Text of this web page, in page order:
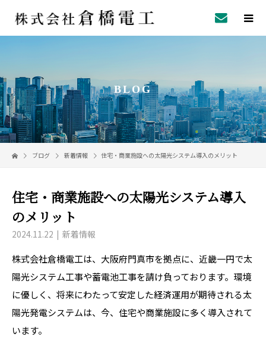
BLOG
ブログ 新着情報 住宅・商業施設への太陽光システム導入のメリット
住宅・商業施設への太陽光システム導入
のメリット
2024.11.22 新着情報
株式会社倉橋電工は、大阪府門真市を拠点に、近畿一円で太
陽光システム工事や蓄電池工事を請け負っております。環境
に優しく、将来にわたって安定した経済運用が期待される太
陽光発電システムは、今、住宅や商業施設に多く導入されて
います。